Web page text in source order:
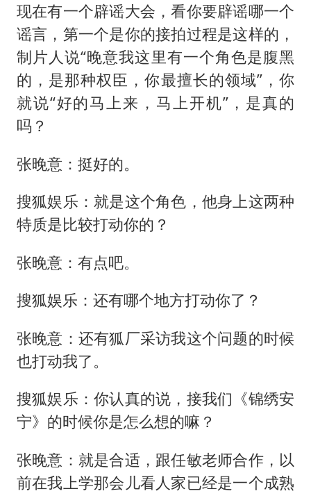
现在有一个辟谣大会，看你要辟谣哪一个
谣言，第一个是你的接拍过程是这样的，
制片人说“晚意我这里有一个角色是腹黑
的，是那种权臣，你最擅长的领域”，你
就说“好的马上来，马上开机”，是真的
吗？
张晚意：挺好的。
搜狐娱乐：就是这个角色，他身上这两种
特质是比较打动你的？
张晚意：有点吧。
搜狐娱乐：还有哪个地方打动你了？
张晚意：还有狐厂采访我这个问题的时候
也打动我了。
搜狐娱乐：你认真的说，接我们《锦绣安
宁》的时候你是怎么想的嘛？
张晚意：就是合适，跟任敏老师合作，以
前在我上学那会儿看人家已经是一个成熟